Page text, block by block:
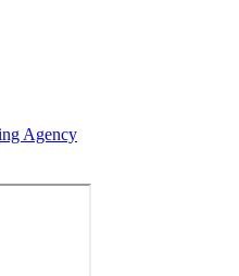
Agency